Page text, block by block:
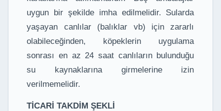
uygun bir şekilde imha edilmelidir. Sularda
yaşayan canlılar (balıklar vb) için zararlı
olabileceğinden, köpeklerin uygulama
sonrası en az 24 saat canlıların bulunduğu
su kaynaklarına girmelerine izin
verilmemelidir.
TİCARİ TAKDİM ŞEKLİ